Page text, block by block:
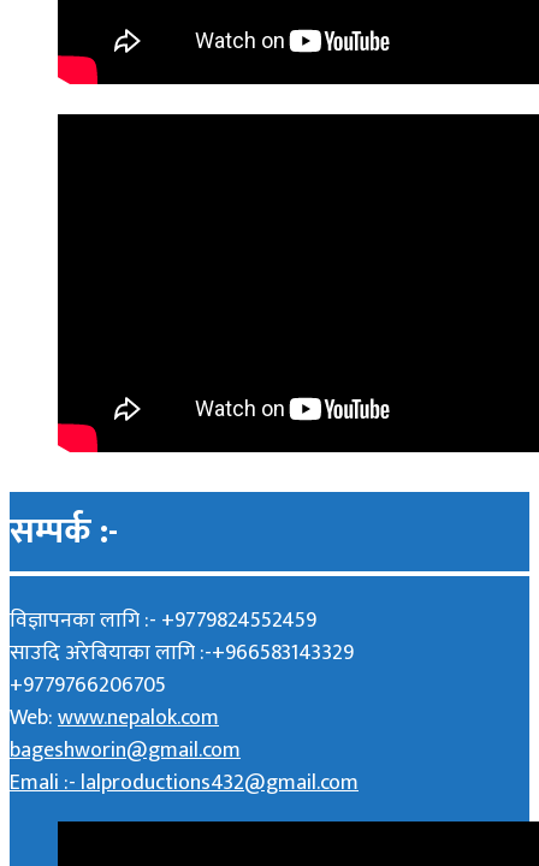
सम्पर्क :-
विज्ञापनका लागि :- +9779824552459
साउदि अरेबियाका लागि :-+966583143329
+9779766206705
Web:www.nepalok.com
bageshworin@gmail.com
Emali :- lalproductions432@gmail.com